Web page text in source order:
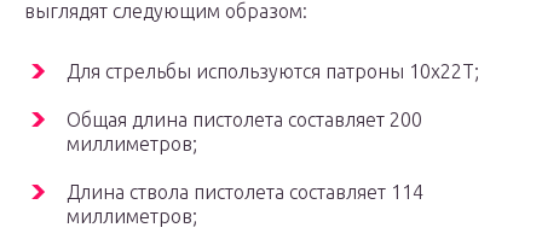
выглядят следующим образом:
Для стрельбы используются патроны 10х22Т;
Общая длина пистолета составляет 200
миллиметров;
Длина ствола пистолета составляет 114
миллиметров;